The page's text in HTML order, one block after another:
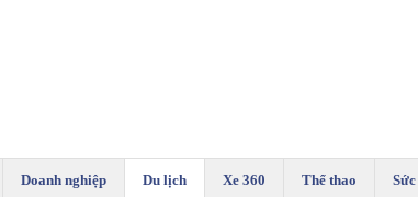
Doanh nghiệp Du lịch Xe 360 Thể thao